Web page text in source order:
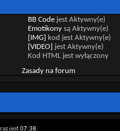
BB Codejest Aktywny(e)
Emotikonysą Aktywny(e)
[IMG] kod jest Aktywny(e)
[VIDEO] jest Aktywny(e)
Kod HTML jest wyłączony
Zasady na forum
jest07:38.